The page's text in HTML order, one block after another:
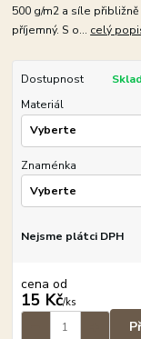
500 g/m2 a síle
příjemný. S o... celý
Dostupnost
Materiál
Znaménka
Nejsme plátci DPH
cena od
15 Kč/ks